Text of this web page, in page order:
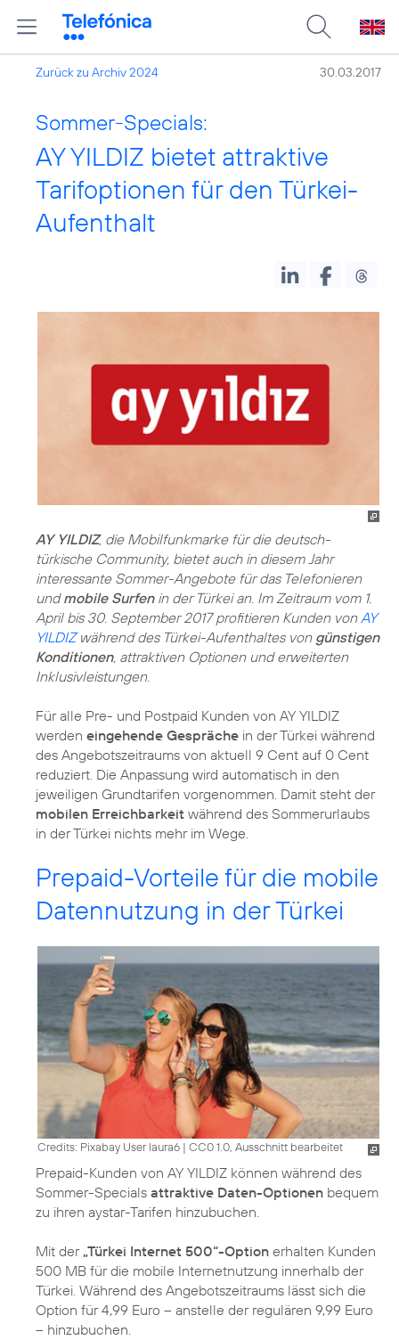
Zurück zu Archiv 2024 30.03.2017
Sommer-Specials:
AY YILDIZ bietet attraktive
Tarifoptionen für den Türkei-
Aufenthalt
AY YILDIZ, die Mobilfunkmarke für die deutsch-
türkische Community, bietet auch in diesem Jahr
interessante Sommer-Angebote für das Telefonieren
undmobile Surfenin der Türkei an. Im Zeitraum vom 1.
April bis 30. September 2017 profitieren Kunden von AY
YILDIZwährend des Türkei-Aufenthaltes von günstigen
Konditionen, attraktiven Optionen und erweiterten
Inklusivleistungen.
Für alle Pre- und Postpaid Kunden von AY YILDIZ
werden eingehende Gespräche in der Türkei während
des Angebotszeitraums von aktuell 9 Cent auf 0 Cent
reduziert. Die Anpassung wird automatisch in den
jeweiligen Grundtarifen vorgenommen. Damit steht der
mobilen Erreichbarkeit während des Sommerurlaubs
in der Türkei nichts mehr im Wege.
Prepaid-Vorteile für die mobile
Datennutzung in der Türkei
Credits: Pixabay User laura6 | CC0 1.0, Ausschnitt bearbeitet
Prepaid-Kunden von AY YILDIZ können während des
Sommer-Specials attraktive Daten-Optionen bequem
zu ihren aystar-Tarifen hinzubuchen.
Mit der„Türkei Internet 500“-Option erhalten Kunden
500 MB für die mobile Internetnutzung innerhalb der
Türkei. Während des Angebotszeitraums lässt sich die
Option für 4,99 Euro – anstelle der regulären 9,99 Euro
– hinzubuchen.